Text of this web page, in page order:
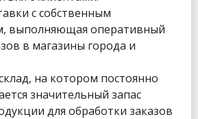
с собственным
выполняющая оперативный
в магазины города и
на котором постоянно
значительный запас
для обработки заказов